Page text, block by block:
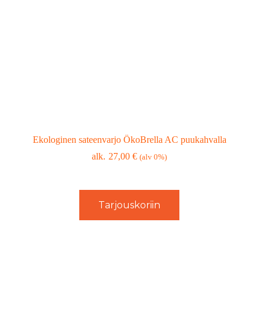
Ekologinen sateenvarjo ÖkoBrella AC puukahvalla
27,00€ (alv 0%)
Tarjouskoriin